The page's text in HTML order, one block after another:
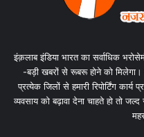
इंक़लाब इंडिया भारत का सर्वाधिक
-बड़ी खबरों से रूबरू होने को
प्रत्येक जिलों से हमारी रिपोर्टिंग
व्यवसाय को बढ़ावा देना चाहते हो तो